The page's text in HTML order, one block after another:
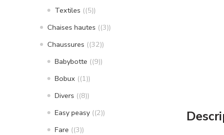
Textiles (5)
Chaises hautes (3)
Chaussures (32)
Babybotte (9)
Bobux (1)
Divers (8)
Easy peasy (2)
Fare (3)